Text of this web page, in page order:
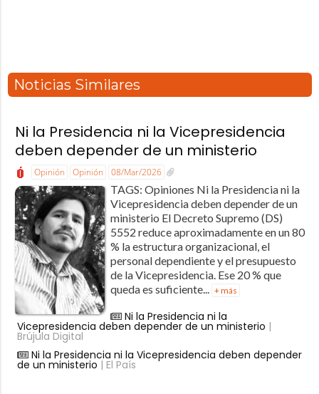
Noticias Similares
Ni la Presidencia ni la Vicepresidencia
deben depender de un ministerio
Opinión Opinión 08/Mar/2026
TAGS: Opiniones Ni la Presidencia ni la
Vicepresidencia deben depender de un
ministerio El Decreto Supremo (DS)
5552 reduce aproximadamente en un 80
% la estructura organizacional, el
personal dependiente y el presupuesto
de la Vicepresidencia. Ese 20 % que
queda es suficiente... + más
Ni la Presidencia ni la
Vicepresidencia deben depender de un ministerio |
Brújula Digital
Ni la Presidencia ni la Vicepresidencia deben depender
de un ministerio | El País